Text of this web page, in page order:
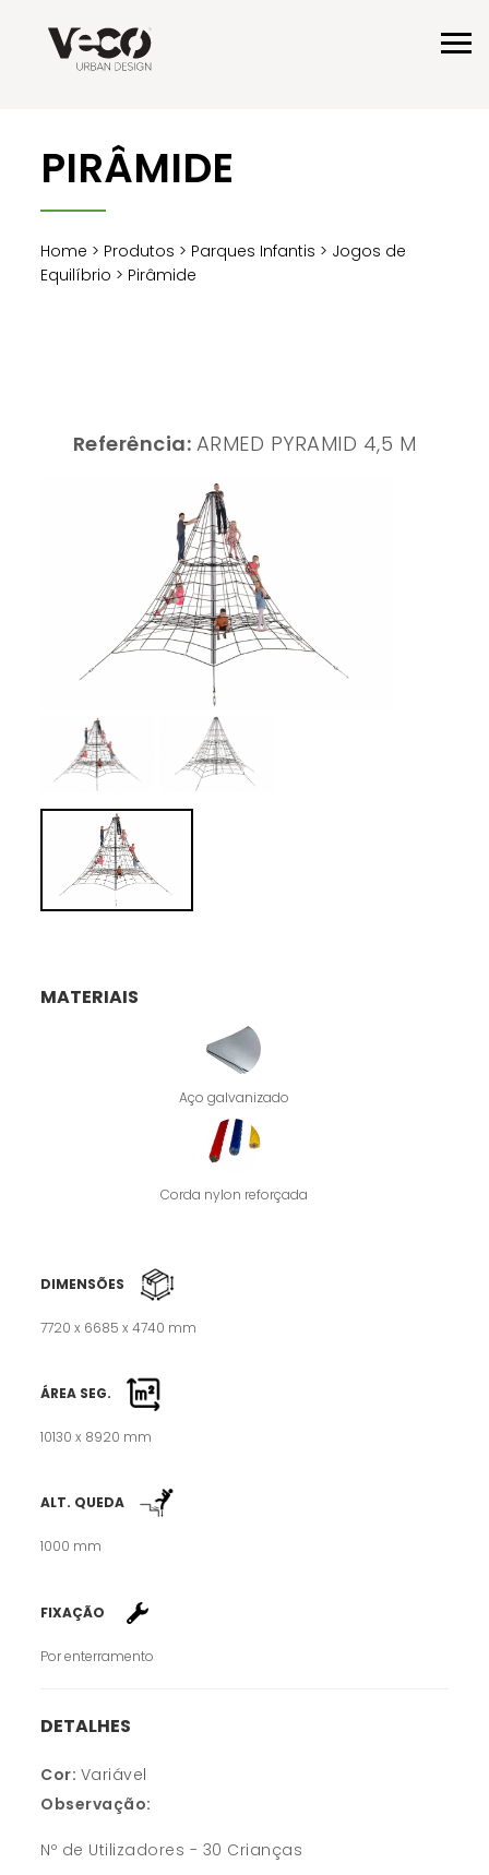
PIRÂMIDE
Home > Produtos > Parques Infantis > Jogos de
Equilíbrio > Pirâmide
Referência: ARMED PYRAMID 4,5 M
MATERIAIS
Aço galvanizado
Corda nylon reforçada
DIMENSÕES
7720 x 6685 x 4740 mm
ÁREA SEG.
10130 x 8920 mm
ALT. QUEDA
1000 mm
FIXAÇÃO
Por enterramento
DETALHES
Cor: Variável
Observação:
Nº de Utilizadores - 30 Crianças